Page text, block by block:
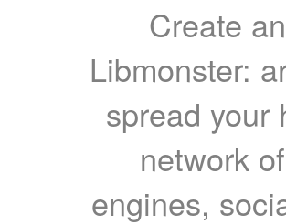
Create
Libmonster:
spread your
network
engines,